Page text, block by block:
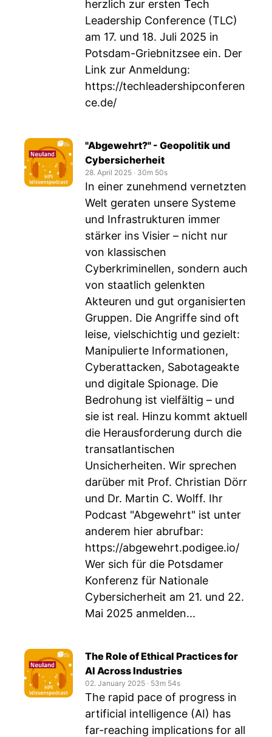
herzlich zur ersten Tech
Leadership Conference (TLC)
am 17. und 18. Juli 2025 in
Potsdam-Griebnitzsee ein. Der
Link zur Anmeldung:
https://techleadershipconferen
ce.de/
"Abgewehrt?" - Geopolitik und
Cybersicherheit
28. April 2025 ‧ 30m 50s
In einer zunehmend vernetzten
Welt geraten unsere Systeme
und Infrastrukturen immer
stärker ins Visier – nicht nur
von klassischen
Cyberkriminellen, sondern auch
von staatlich gelenkten
Akteuren und gut organisierten
Gruppen. Die Angriffe sind oft
leise, vielschichtig und gezielt:
Manipulierte Informationen,
Cyberattacken, Sabotageakte
und digitale Spionage. Die
Bedrohung ist vielfältig – und
sie ist real. Hinzu kommt aktuell
die Herausforderung durch die
transatlantischen
Unsicherheiten. Wir sprechen
darüber mit Prof. Christian Dörr
und Dr. Martin C. Wolff. Ihr
Podcast "Abgewehrt" ist unter
anderem hier abrufbar:
https://abgewehrt.podigee.io/
Wer sich für die Potsdamer
Konferenz für Nationale
Cybersicherheit am 21. und 22.
Mai 2025 anmelden...
The Role of Ethical Practices for
AI Across Industries
02. January 2025 ‧ 53m 54s
The rapid pace of progress in
artificial intelligence (AI) has
far-reaching implications for all